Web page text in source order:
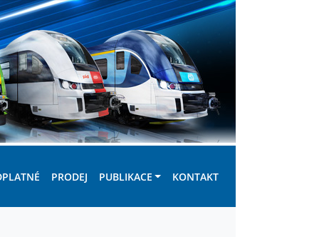
PRODEJ PUBLIKACE KONTAKT